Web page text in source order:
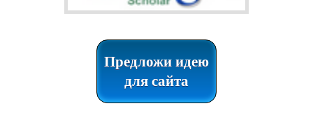
Предложи идею
для сайта